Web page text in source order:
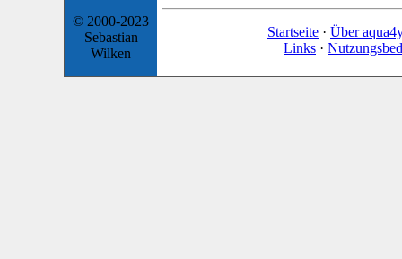
© 2000-2023
Sebastian
Wilken
Startseite · Über
Links ·